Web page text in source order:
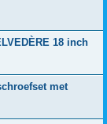
18 inch
met